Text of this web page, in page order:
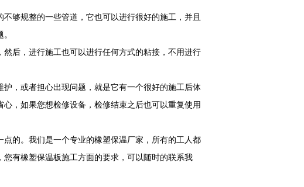
够规整的一些管道，它也可以进行很好的施工，并且
后，进行施工也可以进行任何方式的粘接，不用进行
，或者担心出现问题，就是它有一个很好的施工后体
，如果您想检修设备，检修结束之后也可以重复使用
的。我们是一个专业的橡塑保温厂家，所有的工人都
有橡塑保温板施工方面的要求，可以随时的联系我